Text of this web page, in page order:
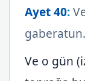
Ayet 40:
gaberatun.
Ve o gün